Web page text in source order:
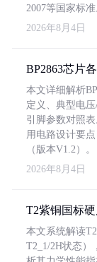
2007等国家标准
2026年8月4日
BP2863芯片
本文详细解析
定义、典型电
引脚参数对照
用电路设计要
（版本V1.2）。
2026年8月4日
T2紫铜国标
本文系统解读
T2_1/2H状态）